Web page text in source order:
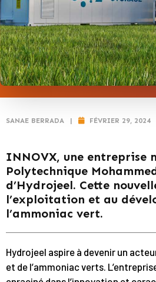
SANAE BERRADA | FÉVRIER 29, 2024
INNOVX, une
Polytechnique
d’Hydrojeel. Cette
l’exploitation et au
l’ammoniac vert.
Hydrojeel aspire à devenir un
et de l’ammoniac verts.